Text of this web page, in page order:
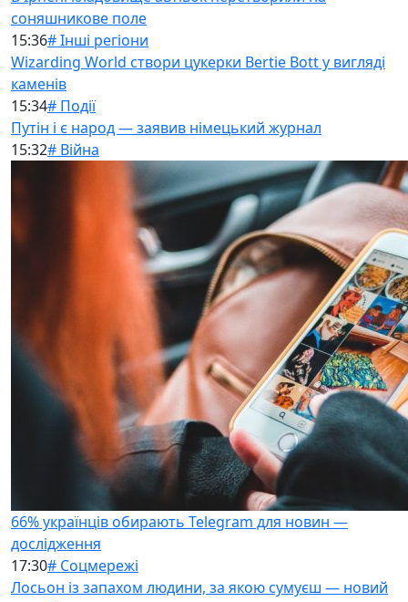
соняшникове поле
15:36# Інші регіони
Wizarding World створи цукерки Bertie Bott у вигляді
каменів
15:34# Події
Путін і є народ — заявив німецький журнал
15:32# Війна
66% українців обирають Telegram для новин —
дослідження
17:30# Соцмережі
Лосьон із запахом людини, за якою сумуєш — новий